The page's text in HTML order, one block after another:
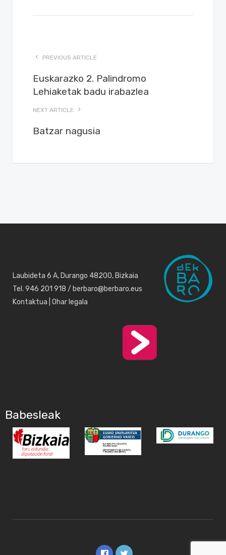
PREVIOUS ARTICLE
Euskarazko 2. Palindromo
Lehiaketak badu irabazlea
NEXT ARTICLE
Batzar nagusia
Laubideta 6 A, Durango 48200, Bizkaia
Tel. 946 201 918 / berbaro@berbaro.eus
Kontaktua Ohar legala
Babesleak